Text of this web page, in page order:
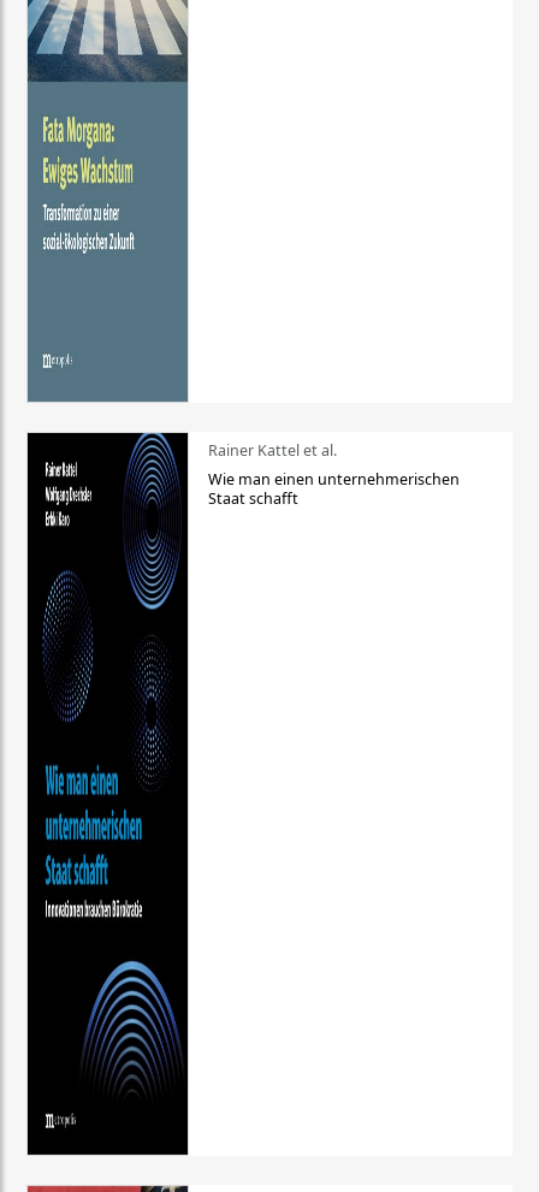
Rainer Kattel et al.
Wie man einen unternehmerischen
Staat schafft